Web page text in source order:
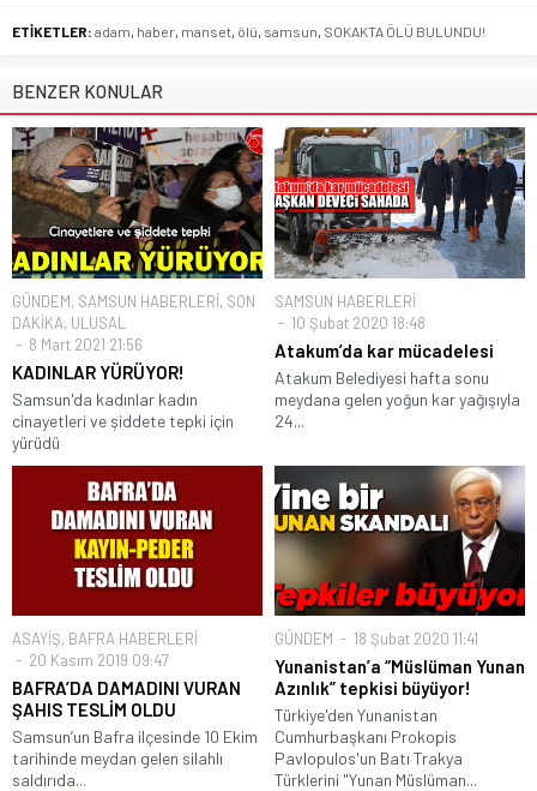
ETİKETLER: adam, haber, manset, ölü, samsun, SOKAKTA ÖLÜ BULUNDU!
BENZER KONULAR
GÜNDEM, SAMSUN HABERLERİ, SON
DAKİKA, ULUSAL
8 Mart 2021 21:56
KADINLAR YÜRÜYOR!
Samsun'da kadınlar kadın
cinayetleri ve şiddete tepki için
yürüdü
SAMSUN HABERLERİ
10 Şubat 2020 18:48
Atakum’da kar mücadelesi
Atakum Belediyesi hafta sonu
meydana gelen yoğun kar yağışıyla
24...
ASAYİŞ, BAFRA HABERLERİ
20 Kasım 2019 09:47
BAFRA’DA DAMADINI VURAN
ŞAHIS TESLİM OLDU
Samsun’un Bafra ilçesinde 10 Ekim
tarihinde meydan gelen silahlı
saldırıda...
GÜNDEM 18 Şubat 2020 11:41
Yunanistan’a “Müslüman Yunan
Azınlık” tepkisi büyüyor!
Türkiye'den Yunanistan
Cumhurbaşkanı Prokopis
Pavlopulos'un Batı Trakya
Türklerini "Yunan Müslüman...